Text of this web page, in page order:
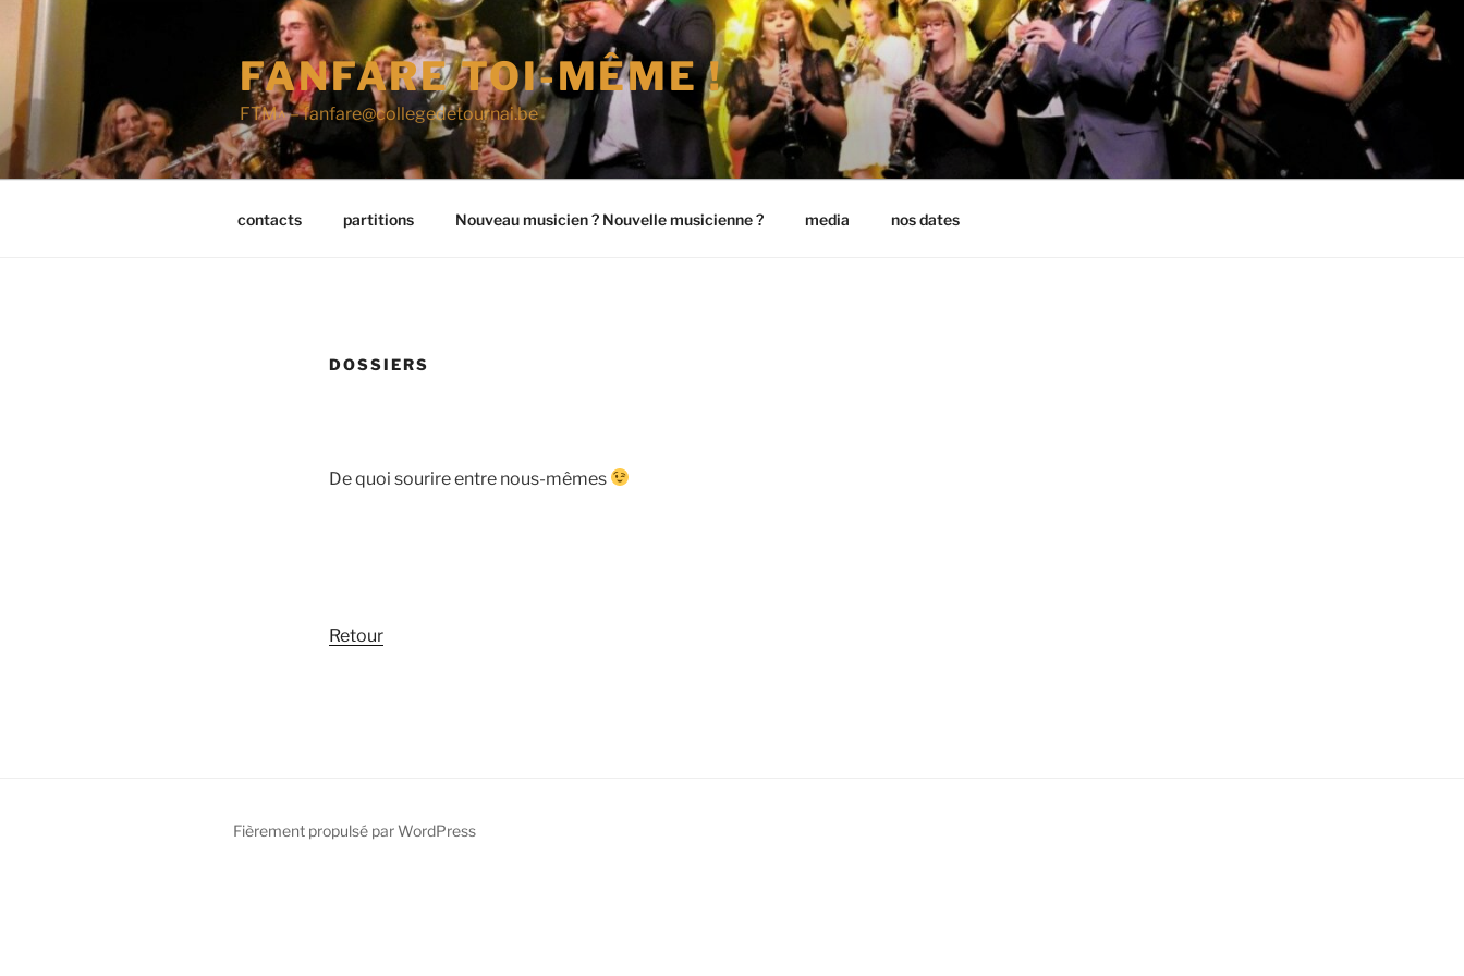
Aller
contenu
principal
FANFARE TOI-MÊME !
FTM^ – fanfare@collegedetournai.be
contacts partitions Nouveau musicien ? Nouvelle musicienne ? media nos dates
DOSSIERS
De quoi sourire entre nous-mêmes
Retour
Fièrement propulsé par WordPress